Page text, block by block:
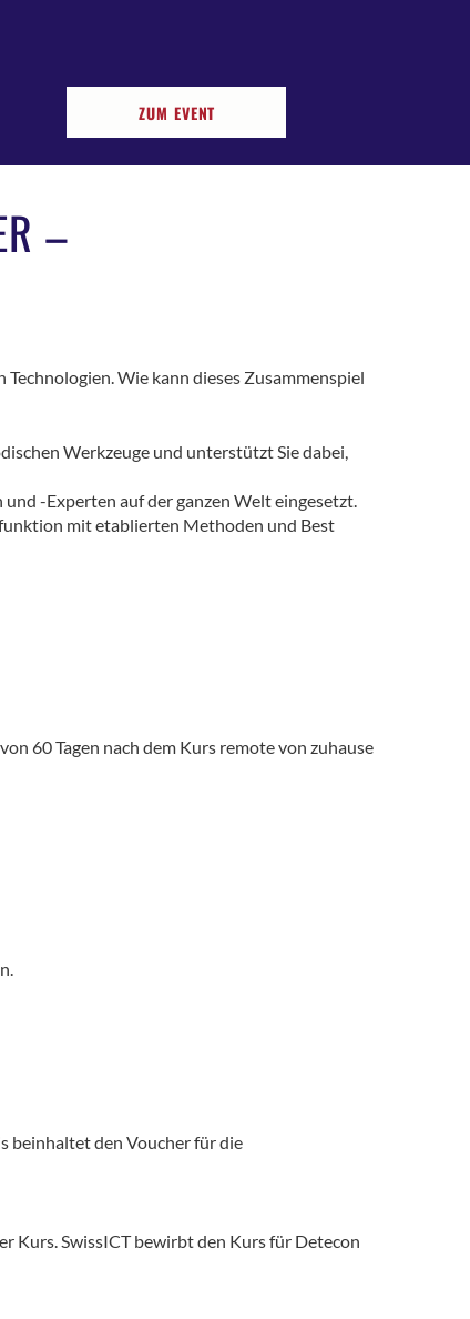
ZUM EVENT
–
Wie kann dieses Zusammenspiel
Werkzeuge und unterstützt Sie dabei,
-Experten auf der ganzen Welt eingesetzt.
mit etablierten Methoden und Best
60 Tagen nach dem Kurs remote von zuhause
beinhaltet den Voucher für die
Kurs. SwissICT bewirbt den Kurs für Detecon